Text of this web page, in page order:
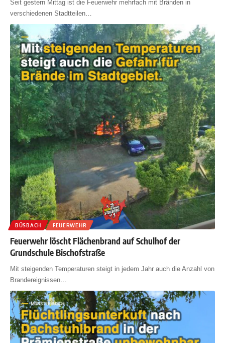
Seit gestern Mittag ist die Feuerwehr mehrfach mit Bränden in
verschiedenen Stadtteilen
BÜSBACH FEUERWEHR
Feuerwehr löscht Flächenbrand auf Schulhof der
Grundschule Bischofstraße
Mit steigenden Temperaturen steigt in jedem Jahr auch die Anzahl von
Brandereignissen